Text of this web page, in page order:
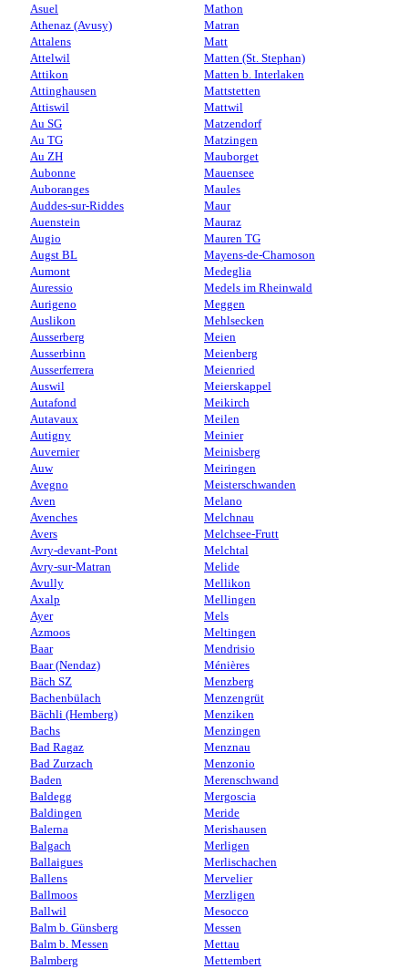
Asuel
Athenaz (Avusy)
Attalens
Attelwil
Attikon
Attinghausen
Attiswil
Au SG
Au TG
Au ZH
Aubonne
Auboranges
Auddes-sur-Riddes
Auenstein
Augio
Augst BL
Aumont
Auressio
Aurigeno
Auslikon
Ausserberg
Ausserbinn
Ausserferrera
Auswil
Autafond
Autavaux
Autigny
Auvernier
Auw
Avegno
Aven
Avenches
Avers
Avry-devant-Pont
Avry-sur-Matran
Avully
Axalp
Ayer
Azmoos
Baar
Baar (Nendaz)
Bäch SZ
Bachenbülach
Bächli (Hemberg)
Bachs
Bad Ragaz
Bad Zurzach
Baden
Baldegg
Baldingen
Balerna
Balgach
Ballaigues
Ballens
Ballmoos
Ballwil
Balm b. Günsberg
Balm b. Messen
Balmberg
Mathon
Matran
Matt
Matten (St. Stephan)
Matten b. Interlaken
Mattstetten
Mattwil
Matzendorf
Matzingen
Mauborget
Mauensee
Maules
Maur
Mauraz
Mauren TG
Mayens-de-Chamoson
Medeglia
Medels im Rheinwald
Meggen
Mehlsecken
Meien
Meienberg
Meienried
Meierskappel
Meikirch
Meilen
Meinier
Meinisberg
Meiringen
Meisterschwanden
Melano
Melchnau
Melchsee-Frutt
Melchtal
Melide
Mellikon
Mellingen
Mels
Meltingen
Mendrisio
Ménières
Menzberg
Menzengrüt
Menziken
Menzingen
Menznau
Menzonio
Merenschwand
Mergoscia
Meride
Merishausen
Merligen
Merlischachen
Mervelier
Merzligen
Mesocco
Messen
Mettau
Mettembert